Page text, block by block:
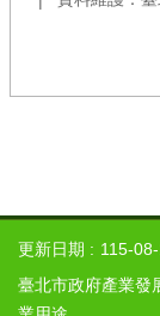
更新日期
115-
臺北市政府產業發